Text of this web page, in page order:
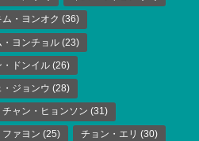
ム・ヨンオク (36)
・ヨンチョル (23)
・ドンイル (26)
・ジョンウ (28)
チャン・ヒョンソン (31)
ァヨン (25) チョン・エリ (30)